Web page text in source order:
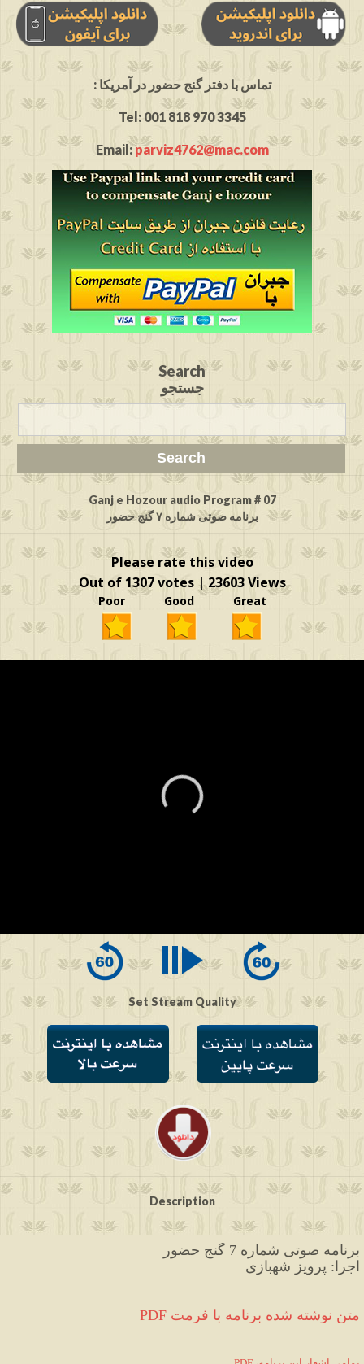
: تماس با دفتر گنج حضور در آمریکا
Tel: 001 818 970 3345
Email:parviz4762@mac.com
Search
جستجو
Ganj e Hozour audio Program # 07
برنامه صوتی شماره ۷ گنج حضور
Please rate this video
Out of 1307 votes | 23603 Views
Poor Good Great
of
Set Stream Quality
Description
برنامه صوتی شماره 7 گنج حضور
اجرا: پرویز شهبازی
PDF متن نوشته شده برنامه با فرمت